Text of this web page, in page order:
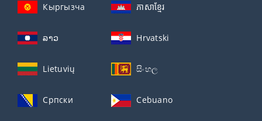
Кыргызча ភាសាខ្មែរ
ລາວ Hrvatski
Lietuvių සිංහල
Српски Cebuano